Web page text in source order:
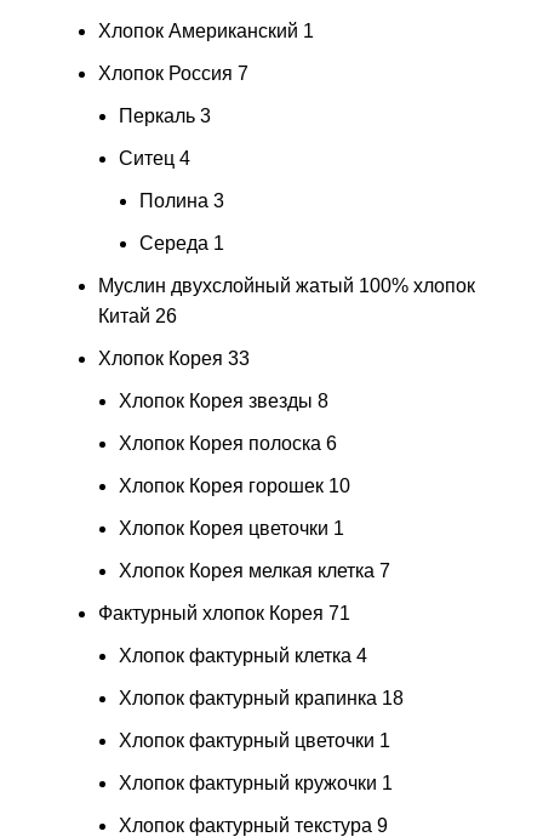
Хлопок Американский 1
Хлопок Россия 7
Перкаль 3
Ситец 4
Полина 3
Середа 1
Муслин двухслойный жатый 100% хлопок
Китай 26
Хлопок Корея 33
Хлопок Корея звезды 8
Хлопок Корея полоска 6
Хлопок Корея горошек 10
Хлопок Корея цветочки 1
Хлопок Корея мелкая клетка 7
Фактурный хлопок Корея 71
Хлопок фактурный клетка 4
Хлопок фактурный крапинка 18
Хлопок фактурный цветочки 1
Хлопок фактурный кружочки 1
Хлопок фактурный текстура 9